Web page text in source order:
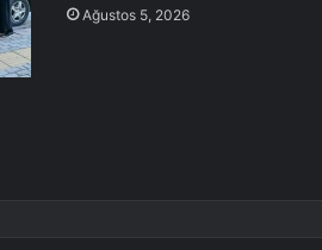
Ağustos 5, 2026